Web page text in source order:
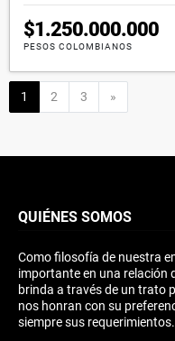
$1.250.000.000
PESOS COLOMBIANOS
1 2 3 »
QUIÉNES SOMOS
Como filosofía de nuestra
importante en una relación
brinda a través de un trato
nos honran con su
siempre sus requerimientos.